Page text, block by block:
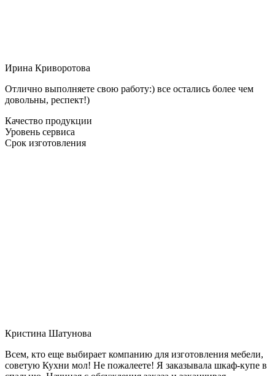
Ирина Криворотова
Отлично выполняете свою работу:) все остались более чем
довольны, респект!)
Качество продукции
Уровень сервиса
Срок изготовления
Кристина Шатунова
Всем, кто еще выбирает компанию для изготовления мебели,
советую Кухни мол! Не пожалеете! Я заказывала шкаф-купе в